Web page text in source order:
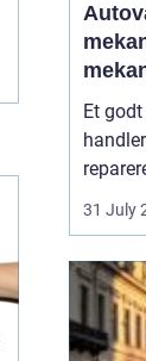
for
Et
så høj
klare
bilist
31 July